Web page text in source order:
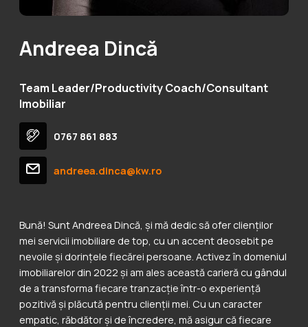
Andreea Dincă
Team Leader/Productivity Coach/Consultant
Imobiliar
0767 861 883
andreea.dinca@kw.ro
Bună! Sunt Andreea Dincă, și mă dedic să ofer clienților
mei servicii imobiliare de top, cu un accent deosebit pe
nevoile și dorințele fiecărei persoane. Activez în domeniul
imobiliarelor din 2022 și am ales această carieră cu gândul
de a transforma fiecare tranzacție într-o experiență
pozitivă și plăcută pentru clienții mei. Cu un caracter
empatic, răbdător și de încredere, mă asigur că fiecare